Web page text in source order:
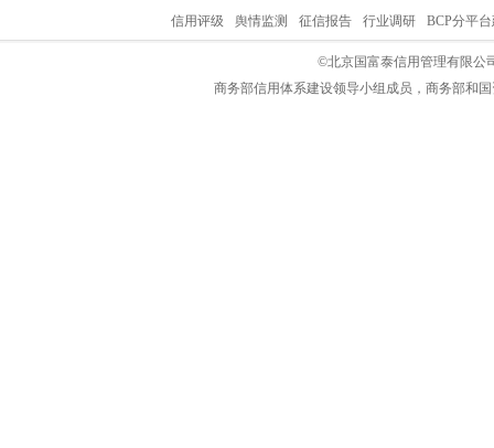
信用评级 舆情监测 征信报告 行业调研 BCP分平
©北京国富泰信用管理有限公
商务部信用体系建设领导小组成员，商务部和